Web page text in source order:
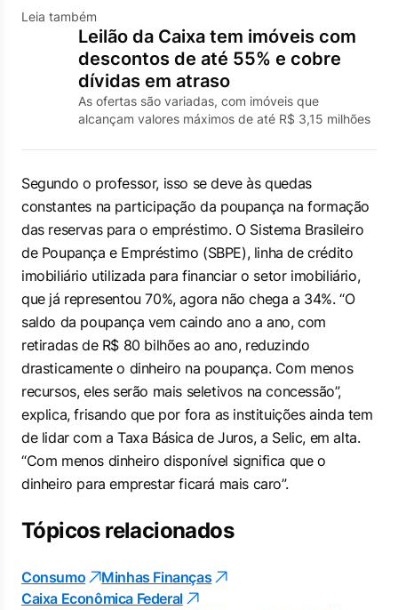
Leia também
Leilão da Caixa tem imóveis com
descontos de até 55% e cobre
dívidas em atraso
As ofertas são variadas, com imóveis que
alcançam valores máximos de até R$ 3,15 milhões
Segundo o professor, isso se deve às quedas
constantes na participação da poupança na formação
das reservas para o empréstimo. O Sistema Brasileiro
de Poupança e Empréstimo (SBPE), linha de crédito
imobiliário utilizada para financiar o setor imobiliário,
que já representou 70%, agora não chega a 34%. “O
saldo da poupança vem caindo ano a ano, com
retiradas de R$ 80 bilhões ao ano, reduzindo
drasticamente o dinheiro na poupança. Com menos
recursos, eles serão mais seletivos na concessão”,
explica, frisando que por fora as instituições ainda tem
de lidar com a Taxa Básica de Juros, a Selic, em alta.
“Com menos dinheiro disponível significa que o
dinheiro para emprestar ficará mais caro”.
Tópicos relacionados
Consumo
Minhas Finanças
Caixa Econômica Federal